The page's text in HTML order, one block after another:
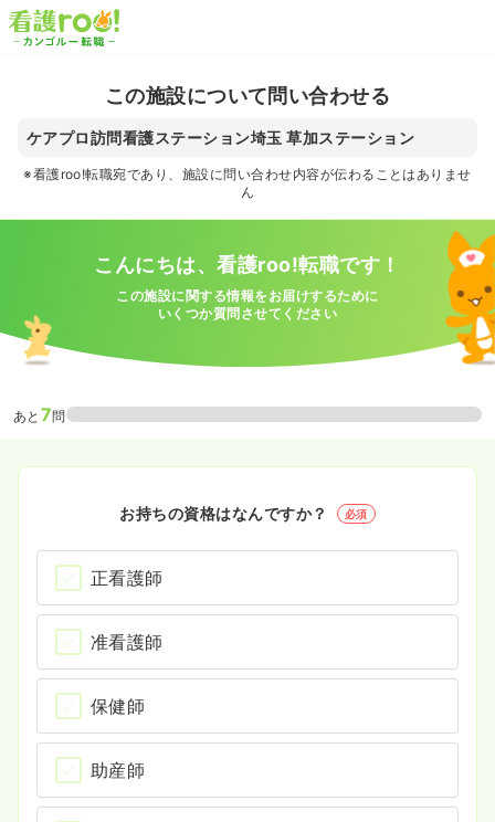
この施設について問い合わせる
ケアプロ訪問看護ステーション埼玉 草加ステーション
※看護roo!転職宛であり、施設に問い合わせ内容が伝わることはありませ
ん
こんにちは、看護roo!転職です！
この施設に関する情報をお届けするために
いくつか質問させてください
あと 7問
お持ちの資格はなんですか？ 必須
正看護師
准看護師
保健師
助産師